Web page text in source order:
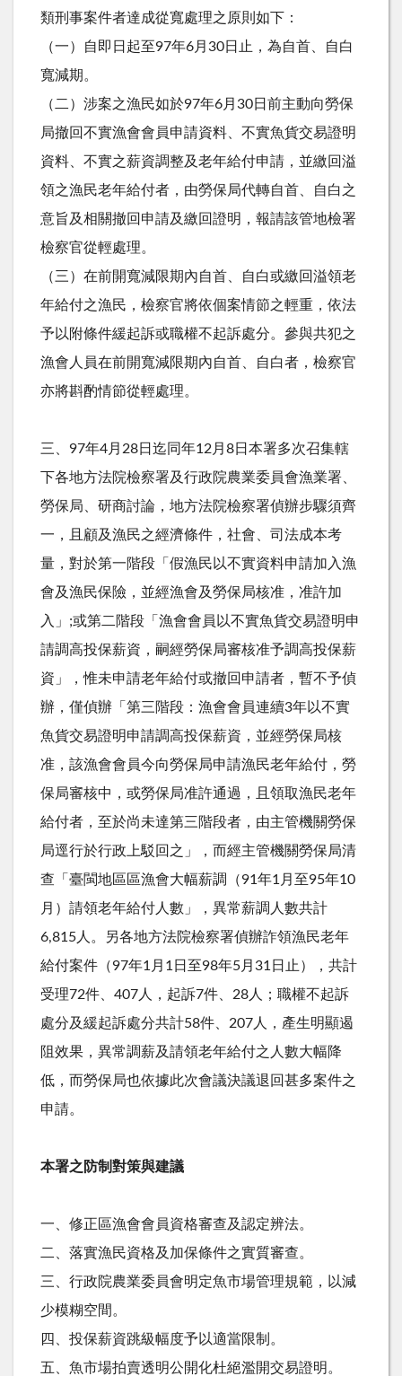
類刑事案件者達成從寬處理之原則如下：
（一）自即日起至97年6月30日止，為自首、自白
寬減期。
（二）涉案之漁民如於97年6月30日前主動向勞保
局撤回不實漁會會員申請資料、不實魚貨交易證明
資料、不實之薪資調整及老年給付申請，並繳回溢
領之漁民老年給付者，由勞保局代轉自首、自白之
意旨及相關撤回申請及繳回證明，報請該管地檢署
檢察官從輕處理。
（三）在前開寬減限期內自首、自白或繳回溢領老
年給付之漁民，檢察官將依個案情節之輕重，依法
予以附條件緩起訴或職權不起訴處分。參與共犯之
漁會人員在前開寬減限期內自首、自白者，檢察官
亦將斟酌情節從輕處理。
三、97年4月28日迄同年12月8日本署多次召集轄
下各地方法院檢察署及行政院農業委員會漁業署、
勞保局、研商討論，地方法院檢察署偵辦步驟須齊
一，且顧及漁民之經濟條件，社會、司法成本考
量，對於第一階段「假漁民以不實資料申請加入漁
會及漁民保險，並經漁會及勞保局核准，准許加
入」;或第二階段「漁會會員以不實魚貨交易證明申
請調高投保薪資，嗣經勞保局審核准予調高投保薪
資」，惟未申請老年給付或撤回申請者，暫不予偵
辦，僅偵辦「第三階段：漁會會員連續3年以不實
魚貨交易證明申請調高投保薪資，並經勞保局核
准，該漁會會員今向勞保局申請漁民老年給付，勞
保局審核中，或勞保局准許通過，且領取漁民老年
給付者，至於尚未達第三階段者，由主管機關勞保
局逕行於行政上駁回之」，而經主管機關勞保局清
查「臺閩地區區漁會大幅薪調（91年1月至95年10
月）請領老年給付人數」，異常薪調人數共計
6,815人。另各地方法院檢察署偵辦詐領漁民老年
給付案件（97年1月1日至98年5月31日止），共計
受理72件、407人，起訴7件、28人；職權不起訴
處分及緩起訴處分共計58件、207人，產生明顯遏
阻效果，異常調薪及請領老年給付之人數大幅降
低，而勞保局也依據此次會議決議退回甚多案件之
申請。
本署之防制對策與建議
一、修正區漁會會員資格審查及認定辨法。
二、落實漁民資格及加保條件之實質審查。
三、行政院農業委員會明定魚市場管理規範，以減
少模糊空間。
四、投保薪資跳級幅度予以適當限制。
五、魚市場拍賣透明公開化杜絕濫開交易證明。